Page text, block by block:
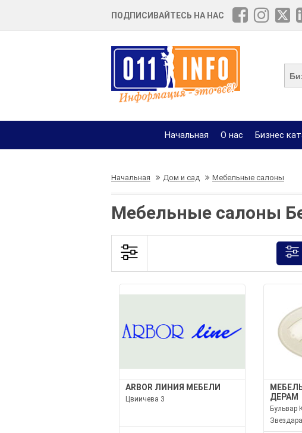
ПОДПИСИВАЙТЕСЬ НА НАС
Начальная О нас Бизнес
Начальная Дом и сад Мебельные салоны
Мебельные салоны
ARBOR ЛИНИЯ МЕБЕЛИ
Цвиичева 3
ДЕРАМ
Бульвар
Звездара